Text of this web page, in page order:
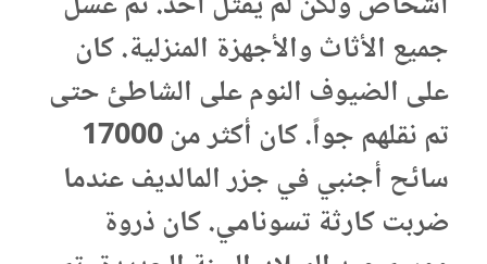
جميع الأثاث والأجهزة المنزلية. كان
على الضيوف النوم على الشاطئ حتى
تم نقلهم جواً. كان أكثر من 17000
سائح أجنبي في جزر المالديف عندما
ضربت كارثة تسونامي. كان ذروة